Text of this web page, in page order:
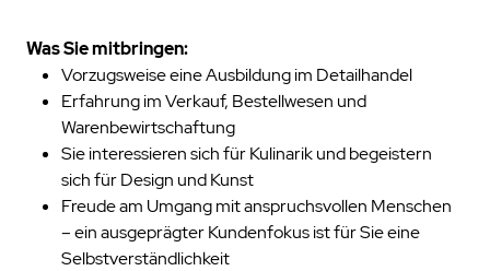
Was Sie mitbringen:
Vorzugsweise eine Ausbildung im Detailhandel
Erfahrung im Verkauf, Bestellwesen und
Warenbewirtschaftung
Sie interessieren sich für Kulinarik und begeistern
sich für Design und Kunst
Freude am Umgang mit anspruchsvollen Menschen
– ein ausgeprägter Kundenfokus ist für Sie eine
Selbstverständlichkeit